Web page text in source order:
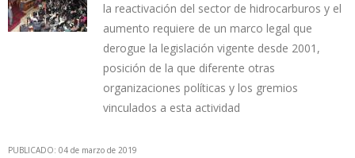
la reactivación del sector de hidrocarburos y el
aumento requiere de un marco legal que
derogue la legislación vigente desde 2001,
posición de la que diferente otras
organizaciones políticas y los gremios
vinculados a esta actividad
PUBLICADO: 04 de marzo de 2019